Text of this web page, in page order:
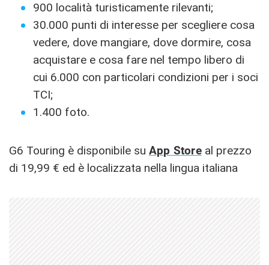
900 località turisticamente rilevanti;
30.000 punti di interesse per scegliere cosa
vedere, dove mangiare, dove dormire, cosa
acquistare e cosa fare nel tempo libero di
cui 6.000 con particolari condizioni per i soci
TCI;
1.400 foto.
G6 Touring è disponibile su App Storeal prezzo
di 19,99 € ed è localizzata nella lingua italiana